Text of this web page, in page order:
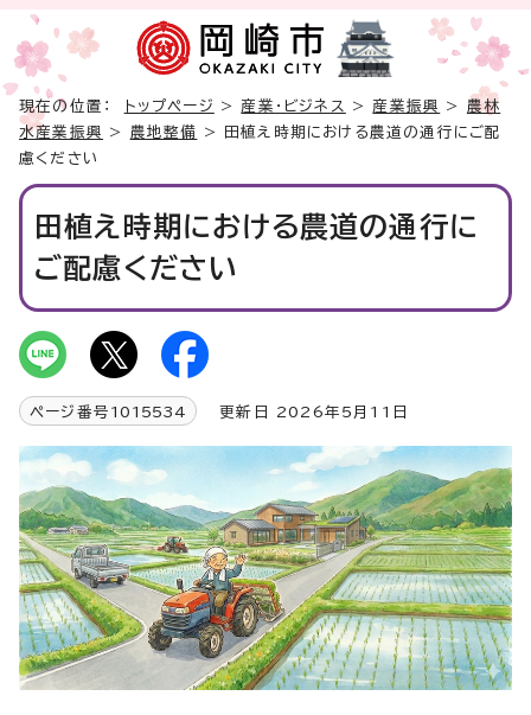
現在の位置： トップページ > 産業・ビジネス > 産業振興 > 農林
水産業振興
> 農地整備
> 田植え時期における農道の通行にご配
慮ください
田植え時期における農道の通行に
ご配慮ください
ページ番号 1015534 更新日 2026年5月11日